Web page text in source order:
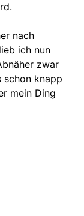
nach
ich nun
zwar
schon knapp
mein Ding